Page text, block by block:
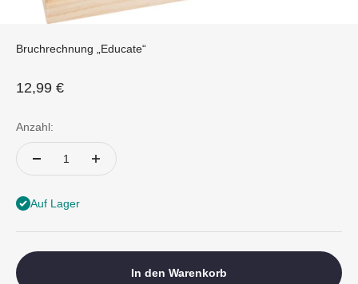
Bruchrechnung „Educate“
Angebot
12,99 €
Anzahl:
Auf Lager
In den Warenkorb